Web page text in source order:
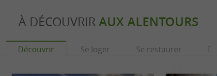
À DÉCOUVRIR AUX ALENTOURS
Découvrir Se loger Se restaurer